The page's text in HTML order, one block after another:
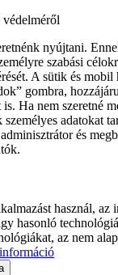
nyújtani.
szabási
A sütik és
gombra,
Ha nem szeretné
adatokat
és
használ,
hasonló
az nem